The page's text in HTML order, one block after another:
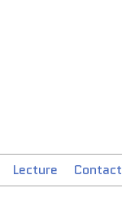
Lecture Contact